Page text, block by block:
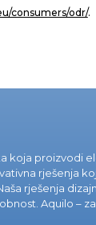
consumers/odr/.
koja proizvodi
rješenja
rješenja
Aquilo –